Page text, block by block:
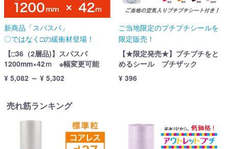
新商品「スパスパ」
〇ではなく□の緩衝材登場！
【□36（2層品)】スパスパ
1200mm×42ｍ ※幅変更可能
¥ 5,082 ～ ¥ 5,302
ご当地限定のプチプチシールを
限定販売！
【★限定発売★】プチプチをと
めるシール プチザック
¥ 396
売れ筋ランキング